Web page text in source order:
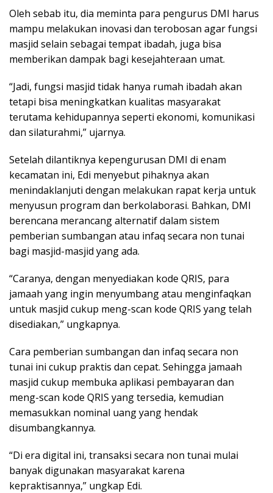
Oleh sebab itu, dia meminta para pengurus DMI harus
mampu melakukan inovasi dan terobosan agar fungsi
masjid selain sebagai tempat ibadah, juga bisa
memberikan dampak bagi kesejahteraan umat.
“Jadi, fungsi masjid tidak hanya rumah ibadah akan
tetapi bisa meningkatkan kualitas masyarakat
terutama kehidupannya seperti ekonomi, komunikasi
dan silaturahmi,” ujarnya.
Setelah dilantiknya kepengurusan DMI di enam
kecamatan ini, Edi menyebut pihaknya akan
menindaklanjuti dengan melakukan rapat kerja untuk
menyusun program dan berkolaborasi. Bahkan, DMI
berencana merancang alternatif dalam sistem
pemberian sumbangan atau infaq secara non tunai
bagi masjid-masjid yang ada.
“Caranya, dengan menyediakan kode QRIS, para
jamaah yang ingin menyumbang atau menginfaqkan
untuk masjid cukup meng-scan kode QRIS yang telah
disediakan,” ungkapnya.
Cara pemberian sumbangan dan infaq secara non
tunai ini cukup praktis dan cepat. Sehingga jamaah
masjid cukup membuka aplikasi pembayaran dan
meng-scan kode QRIS yang tersedia, kemudian
memasukkan nominal uang yang hendak
disumbangkannya.
“Di era digital ini, transaksi secara non tunai mulai
banyak digunakan masyarakat karena
kepraktisannya,” ungkap Edi.